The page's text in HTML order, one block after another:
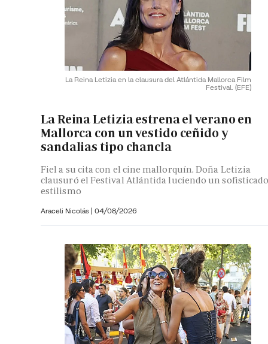
La Reina Letizia en la clausura del Atlántida Mallorca Film
Festival. (EFE)
La Reina Letizia estrena el verano en
Mallorca con un vestido ceñido y
sandalias tipo chancla
Fiel a su cita con el cine mallorquín, Doña Letizia
clausuró el Festival Atlántida luciendo un
estilismo
Araceli Nicolás | 04/08/2026